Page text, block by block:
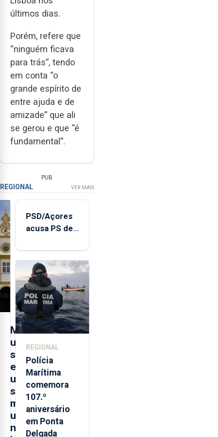
últimos dias.
Porém, refere que
“ninguém ficava
para trás”, tendo
em conta “o
grande espírito de
entre ajuda e de
amizade” que ali
se gerou e que “é
fundamental”.
PUB
REGIONAL VER MAIS
M
u
s
e
u
s
m
u
n
PSD/Açores
acusa PS de
contraditória"
sobre
evolução
turística
REGIONAL
Polícia
Marítima
comemora
107.º
aniversário
em Ponta
Delgada